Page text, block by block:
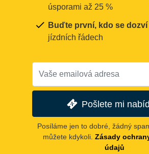
úsporami až 25 %
Buďte první, kdo se dozví
jízdních řádech
Pošlete mi
Posíláme jen to dobré, žádný
můžete kdykoli. Zásady
údajů